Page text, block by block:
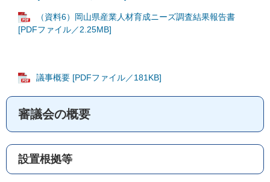
（資料6）岡山県産業人材育成ニーズ調査結果報告書
[PDFファイル／2.25MB]
議事概要 [PDFファイル／181KB]
審議会の概要
設置根拠等